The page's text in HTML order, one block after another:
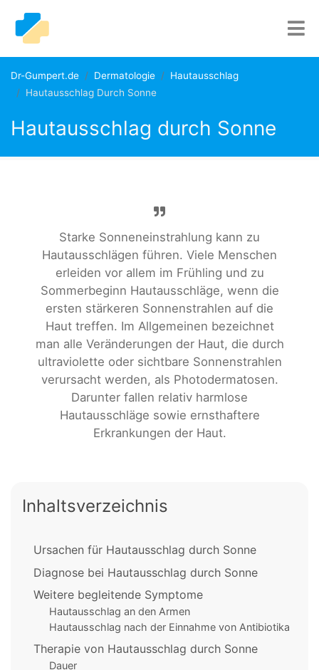
Dr-Gumpert.de Dermatologie
Hautausschlag
Hautausschlag Durch Sonne
Hautausschlag durch Sonne
Starke Sonneneinstrahlung kann zu
Hautausschlägen führen. Viele Menschen
erleiden vor allem im Frühling und zu
Sommerbeginn Hautausschläge, wenn die
ersten stärkeren Sonnenstrahlen auf die
Haut treffen. Im Allgemeinen bezeichnet
man alle Veränderungen der Haut, die durch
ultraviolette oder sichtbare Sonnenstrahlen
verursacht werden, als Photodermatosen.
Darunter fallen relativ harmlose
Hautausschläge sowie ernsthaftere
Erkrankungen der Haut.
Inhaltsverzeichnis
Ursachen für Hautausschlag durch Sonne
Diagnose bei Hautausschlag durch Sonne
Weitere begleitende Symptome
Hautausschlag an den Armen
Hautausschlag nach der Einnahme von Antibiotika
Therapie von Hautausschlag durch Sonne
Dauer